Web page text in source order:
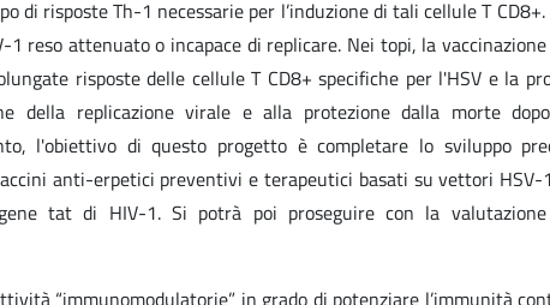
di risposte Th-1 necessarie per l’induzione di tali cellule T
reso attenuato o incapace di replicare. Nei topi, la
risposte delle cellule T CD8+ specifiche per l'HSV e la
della replicazione virale e alla protezione dalla morte
l'obiettivo di questo progetto è completare lo sviluppo
anti-erpetici preventivi e terapeutici basati su vettori
tat di HIV-1. Si potrà poi proseguire con la valutazione
“immunomodulatorie” in grado di potenziare l’immunità